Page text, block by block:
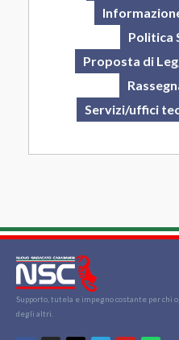
Politica
Proposta di
Servizi/uffici
Supporto, tutela e impegno costante per chi
degli altri.